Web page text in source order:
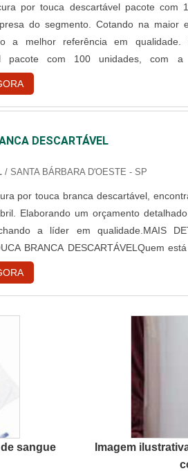
por touca descartável pacote com
do segmento. Cotando na maior
a melhor referência em
pacote com 100 unidades, com a
com pagamento
PACOTE COM 100
criar para cada cliente um...
DESCARTÁVEL
/ SANTA BÁRBARA D'OESTE - SP
por touca branca descartável,
Elaborando um orçamento
a líder em qualidade.MAIS
BRANCA DESCARTÁVELQuem
em uma empresa comprometida
da Best Fabril. É possível encontrar
sangue
Imagem